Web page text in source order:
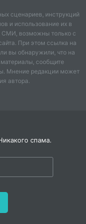
нужны эти
вопросы:
ему
Показывает
всё нам принёс,
сценариев, инструкций
и использование их в
СМИ, возможны только с
При этом ссылка на
вы обнаружили, что на
сообщите
Мнение редакции может
автора.
спама.